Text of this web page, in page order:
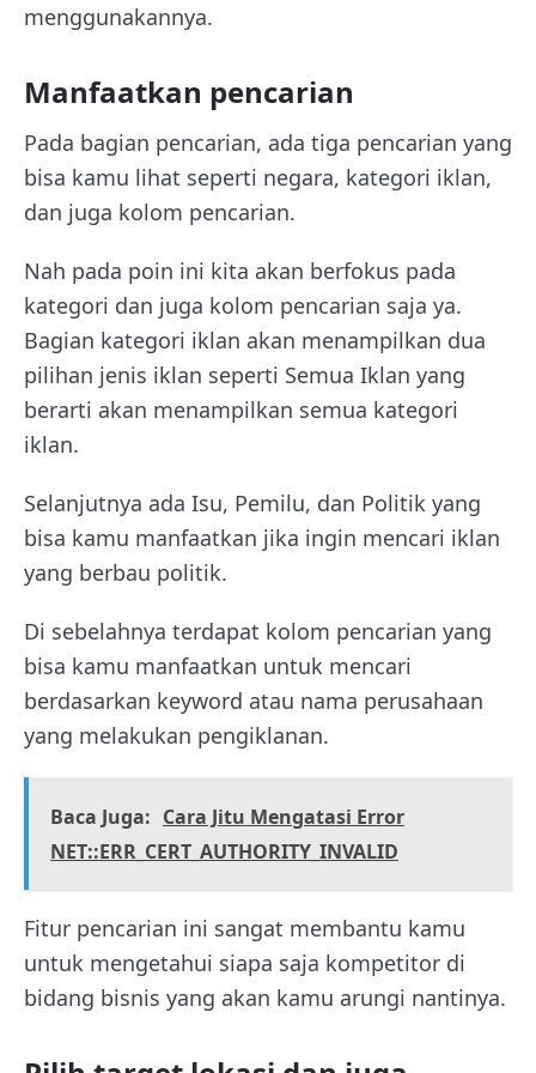
menggunakannya.
Manfaatkan pencarian
Pada bagian pencarian, ada tiga pencarian yang
bisa kamu lihat seperti negara, kategori iklan,
dan juga kolom pencarian.
Nah pada poin ini kita akan berfokus pada
kategori dan juga kolom pencarian saja ya.
Bagian kategori iklan akan menampilkan dua
pilihan jenis iklan seperti Semua Iklan yang
berarti akan menampilkan semua kategori
iklan.
Selanjutnya ada Isu, Pemilu, dan Politik yang
bisa kamu manfaatkan jika ingin mencari iklan
yang berbau politik.
Di sebelahnya terdapat kolom pencarian yang
bisa kamu manfaatkan untuk mencari
berdasarkan keyword atau nama perusahaan
yang melakukan pengiklanan.
Baca Juga: Cara Jitu Mengatasi Error
NET::ERR_CERT_AUTHORITY_INVALID
Fitur pencarian ini sangat membantu kamu
untuk mengetahui siapa saja kompetitor di
bidang bisnis yang akan kamu arungi nantinya.